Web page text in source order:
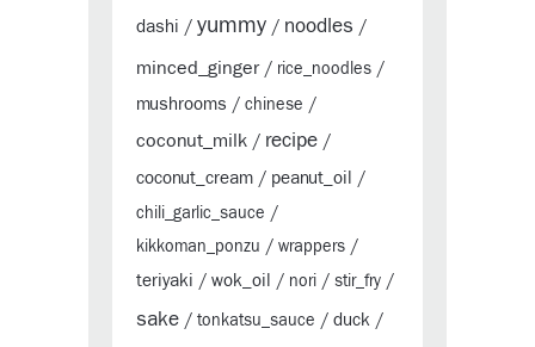
dashi / yummy / noodles /
minced_ginger/ rice_noodles /
mushrooms / chinese /
coconut_milk / recipe /
coconut_cream / peanut_oil /
chili_garlic_sauce /
kikkoman_ponzu / wrappers /
teriyaki / wok_oil / nori / stir_fry /
sake / tonkatsu_sauce / duck /